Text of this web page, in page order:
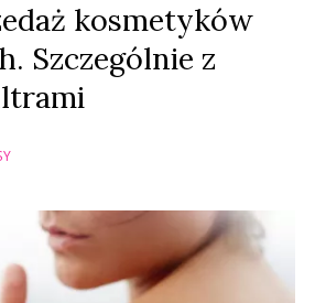
kosmetyków
Szczególnie z